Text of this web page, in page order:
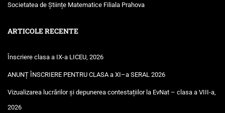
Societatea de Științe Matematice Filiala Prahova
ARTICOLE RECENTE
Înscriere clasa a IX-a LICEU, 2026
ANUNȚ ÎNSCRIERE PENTRU CLASA a XI–a SERAL 2026
Vizualizarea lucrărilor și depunerea contestațiilor la EvNat – clasa a VIII-a,
2026